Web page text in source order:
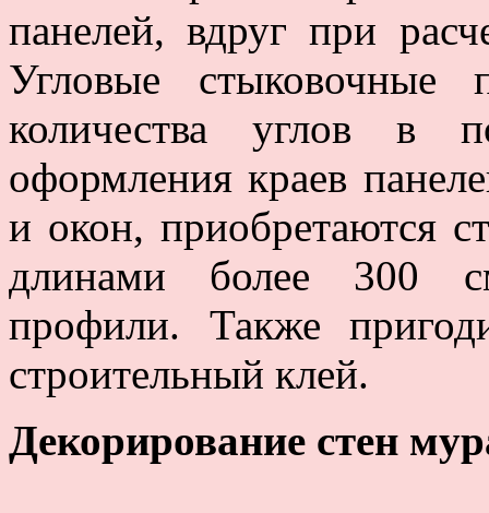
панелей, вдруг при
Угловые стыковочные
количества углов в
оформления краев
и окон, приобретаются
длинами более 300
профили. Также
строительный клей.
Декорирование стен